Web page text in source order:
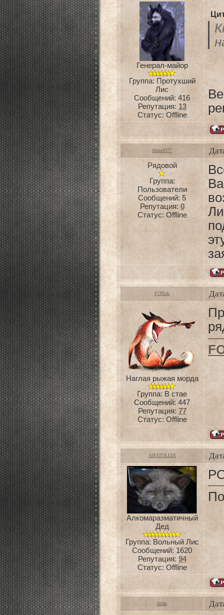
Генерал-майор
Группа: Протухший
Лис
Сообщений: 416
Репутация: 13
Статус: Offline
dima4377
Рядовой
Группа:
Пользователи
Сообщений: 5
Репутация:0
Статус: Offline
FOXok
Наглая рыжая морда
Группа: В стае
Сообщений: 447
Репутация: 77
Статус: Offline
AHATOLLIA
Алкомаразматичный
Дед
Группа: Вольный Лис
Сообщений: 1620
Репутация: 94
Статус: Offline
dsfas